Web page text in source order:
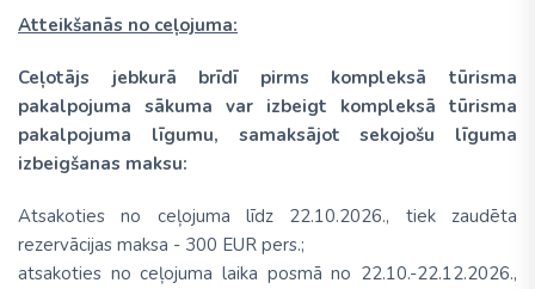
Atteikšanās no ceļojuma:
Ceļotājs jebkurā brīdī pirms kompleksā tūrisma
pakalpojuma sākuma var izbeigt kompleksā tūrisma
pakalpojuma līgumu, samaksājot sekojošu līguma
izbeigšanas maksu:
Atsakoties no ceļojuma līdz 22.10.2026., tiek zaudēta
rezervācijas maksa - 300 EUR pers.;
atsakoties no ceļojuma laika posmā no 22.10.-22.12.2026.,